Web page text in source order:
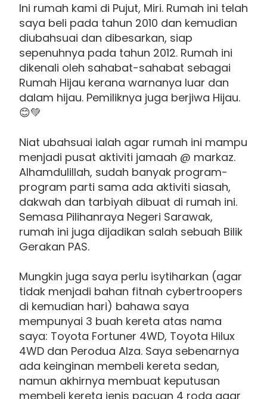
Ini rumah kami di Pujut, Miri. Rumah ini telah
saya beli pada tahun 2010 dan kemudian
diubahsuai dan dibesarkan, siap
sepenuhnya pada tahun 2012. Rumah ini
dikenali oleh sahabat-sahabat sebagai
Rumah Hijau kerana warnanya luar dan
dalam hijau. Pemiliknya juga berjiwa Hijau.
😊💚
Niat ubahsuai ialah agar rumah ini mampu
menjadi pusat aktiviti jamaah @ markaz.
Alhamdulillah, sudah banyak program-
program parti sama ada aktiviti siasah,
dakwah dan tarbiyah dibuat di rumah ini.
Semasa Pilihanraya Negeri Sarawak,
rumah ini juga dijadikan salah sebuah Bilik
Gerakan PAS.
Mungkin juga saya perlu isytiharkan (agar
tidak menjadi bahan fitnah cybertroopers
di kemudian hari) bahawa saya
mempunyai 3 buah kereta atas nama
saya: Toyota Fortuner 4WD, Toyota Hilux
4WD dan Perodua Alza. Saya sebenarnya
ada keinginan membeli kereta sedan,
namun akhirnya membuat keputusan
membeli kereta jenis pacuan 4 roda agar